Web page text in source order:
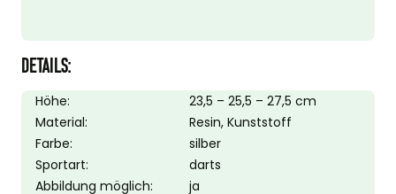
DETAILS:
Höhe:
23,5 – 25,5 – 27,5 cm
Material:
Resin, Kunststoff
Farbe:
silber
Sportart:
darts
Abbildung möglich:
ja